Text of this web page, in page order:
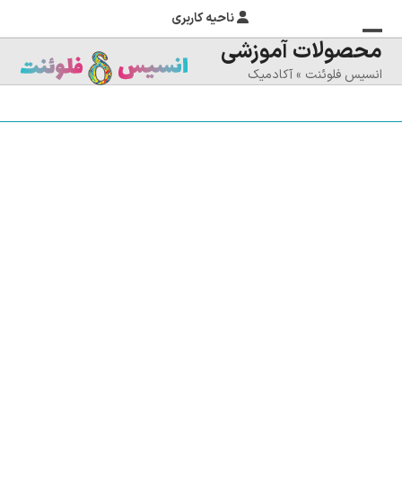
ناحیه کاربری
منوی
موبایل
بستن
منوی
محصولات آموزشی
انسیس فلوئنت »آکادمیک